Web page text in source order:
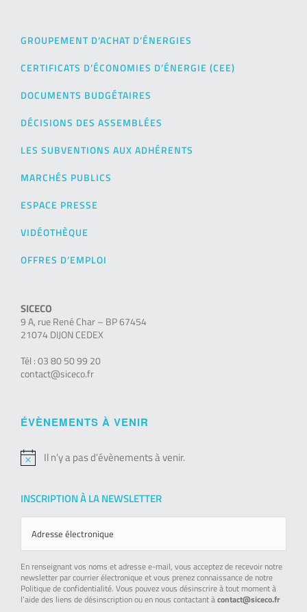
GROUPEMENT D’ACHAT D’ÉNERGIES
CERTIFICATS D’ÉCONOMIES D’ÉNERGIE (CEE)
DOCUMENTS BUDGÉTAIRES
DÉCISIONS DES ASSEMBLÉES
LES SUBVENTIONS AUX ADHÉRENTS
MARCHÉS PUBLICS
ESPACE PRESSE
VIDÉOTHÈQUE
OFFRES D’EMPLOI
SICECO
9 A, rue René Char – BP 67454
21074 DIJON CEDEX
Tél : 03 80 50 99 20
contact@siceco.fr
ÉVÈNEMENTS À VENIR
Notice
Il n’y a pas d’évènements à venir.
INSCRIPTION À LA NEWSLETTER
En renseignant vos noms et adresse e-mail, vous acceptez de recevoir notre
newsletter par courrier électronique et vous prenez connaissance de notre
Politique de confidentialité. Vous pouvez vous désinscrire à tout moment à
l’aide des liens de désinscription ou en nous contactant àcontact@siceco.fr